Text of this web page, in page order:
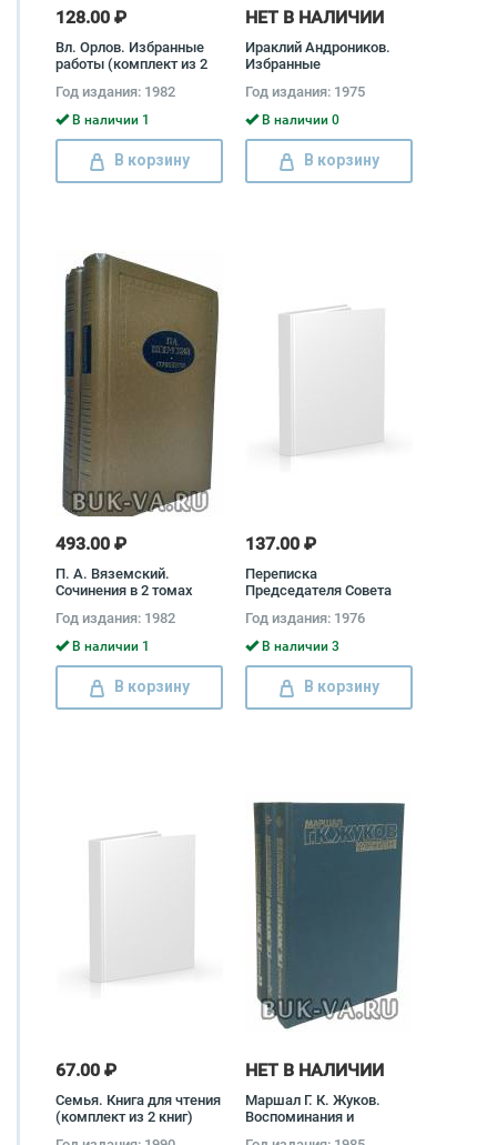
128.00 ₽
Вл. Орлов. Избранные
работы (комплект из 2
Год издания: 1982
В наличии 1
В корзину
НЕТ В НАЛИЧИИ
Ираклий Андроников.
Избранные
(комплект) Ираклий
Андроников
Год издания: 1975
В наличии 0
В корзину
493.00 ₽
П. А. Вяземский.
Сочинения в 2 томах
Вяземский
Год издания: 1982
В наличии 1
В корзину
137.00 ₽
Переписка
Председателя Совета
Президентами США и
Премьер-министрами
Великобритании во
время Великой
Отечественной Войны
1941-1945 гг. (комплект
Год издания: 1976
В наличии 3
В корзину
67.00 ₽
Семья. Книга для чтения
(комплект из 2 книг)
НЕТ В НАЛИЧИИ
Маршал Г. К. Жуков.
Воспоминания и